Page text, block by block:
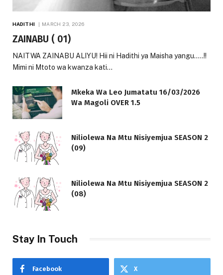
HADITHI MARCH 23, 2026
ZAINABU ( 01)
NAITWA ZAINABU ALIYU! Hii ni Hadithi ya Maisha yangu…..!!
Mimi ni Mtoto wa kwanza kati…
Mkeka Wa Leo Jumatatu 16/03/2026
Wa Magoli OVER 1.5
Niliolewa Na Mtu Nisiyemjua SEASON 2
(09)
Niliolewa Na Mtu Nisiyemjua SEASON 2
(08)
Stay In Touch
Facebook X